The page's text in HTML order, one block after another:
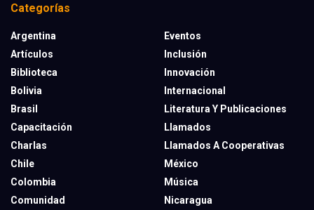
Categorías
Argentina
Artículos
Biblioteca
Bolivia
Brasil
Capacitación
Charlas
Chile
Colombia
Comunidad
Eventos
Inclusión
Innovación
Internacional
Literatura Y Publicaciones
Llamados
Llamados A Cooperativas
México
Música
Nicaragua